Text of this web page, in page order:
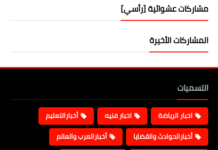
مشاركات عشوائية [رأسي]
المشاركات الأخيرة
التسميات
اخبار الرياضة اخبار فنيه
أخبارالتعليم
أخبارالحوادث والقضايا
أخبارالعرب والعالم